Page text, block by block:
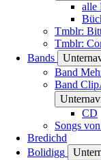
alle
Tmblr:
Tmblr:
Bands
Band
Band
CD
Songs
Bredichd
Bolidigg